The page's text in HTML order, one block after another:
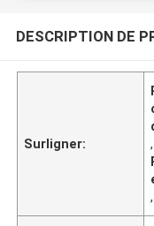
DESCRIPTION DE
Surligner:
,
,